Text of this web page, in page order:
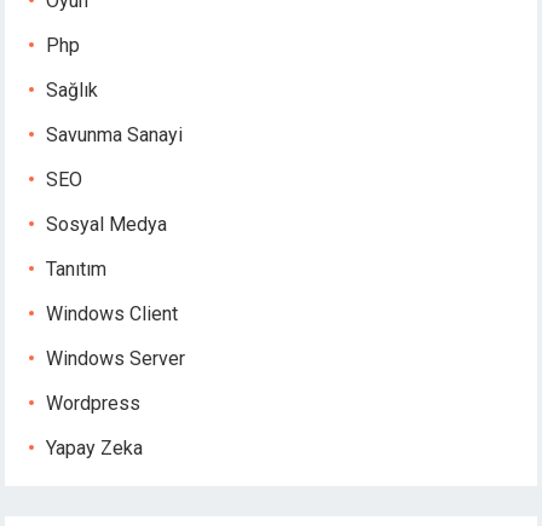
Php
Sağlık
Savunma Sanayi
SEO
Sosyal Medya
Tanıtım
Windows Client
Windows Server
Wordpress
Yapay Zeka